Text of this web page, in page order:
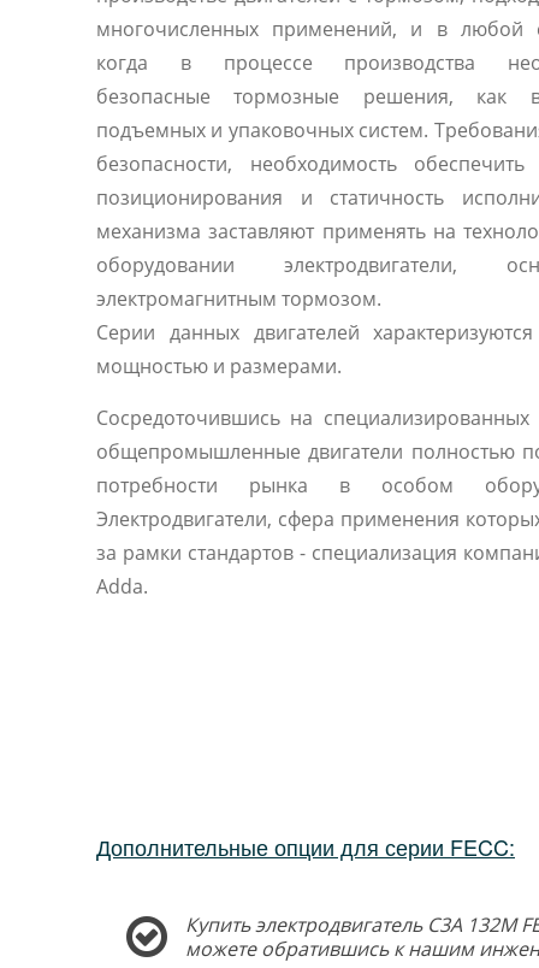
многочисленных применений, и в любой
когда в процессе производства
безопасные тормозные решения, как
подъемных и упаковочных систем.
безопасности, необходимость обеспечить
позиционирования и статичность
механизма заставляют применять на
оборудовании электродвигатели,
электромагнитным тормозом.
Серии данных двигателей
мощностью и размерами.
Сосредоточившись на специализированных
общепромышленные двигатели полностью
потребности рынка в особом
Электродвигатели, сфера применения
за рамки стандартов - специализация
Adda.
Дополнительные опции для серии FECC:
Купить электродвигатель C3A
можете обратившись к нашим